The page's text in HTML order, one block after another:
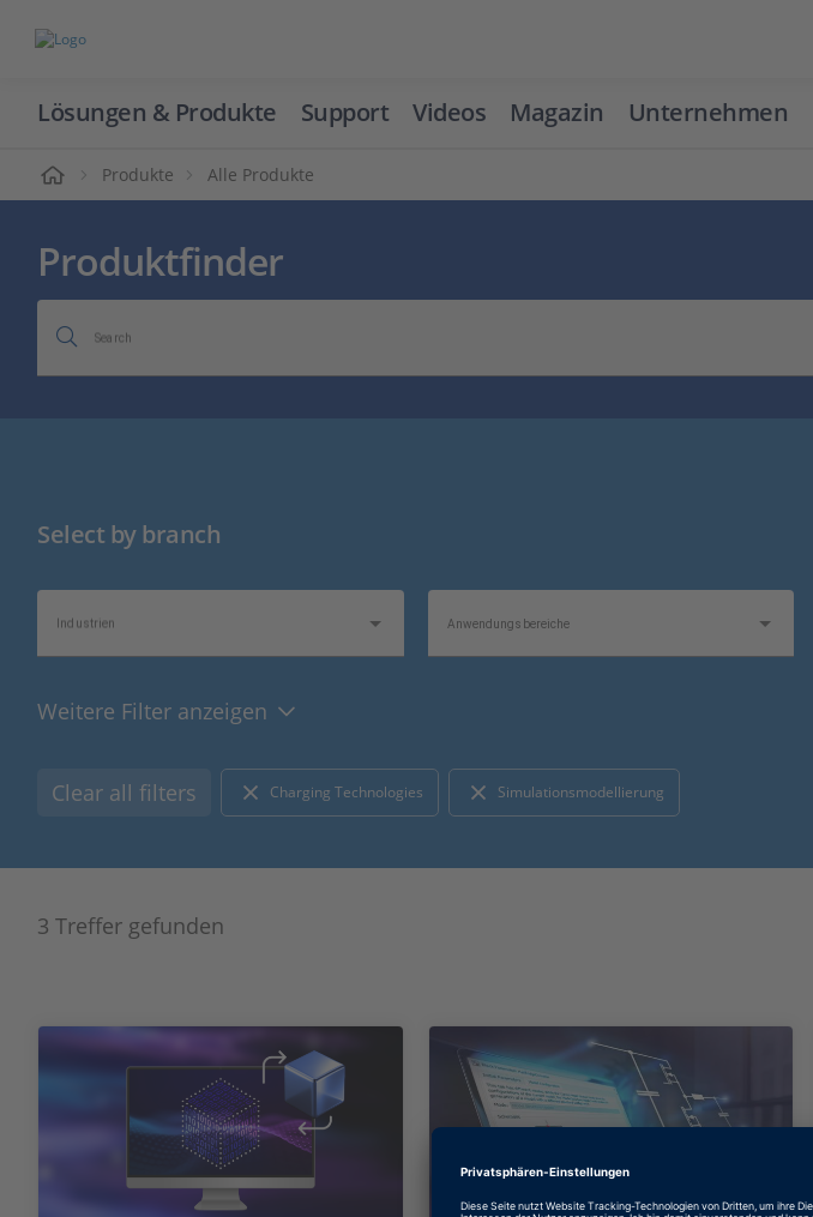
Lösungen & Produkte Support Videos Magazin Unternehmen
Produkte Alle Produkte
Produktfinder
Search
Select by branch
Industrien Anwendungsbereiche
Weitere Filter anzeigen
Clear all filters Charging Technologies Simulationsmodellierung
3 Treffer gefunden